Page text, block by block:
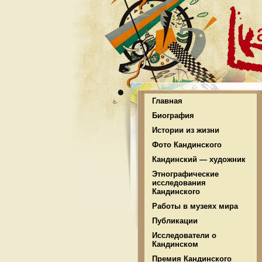
Главная
Биография
Истории из жизни
Фото Кандинского
Кандинский — художник
Этнографические
исследования
Кандинского
Работы в музеях мира
Публикации
Исследователи о
Кандинском
Премия Кандинского